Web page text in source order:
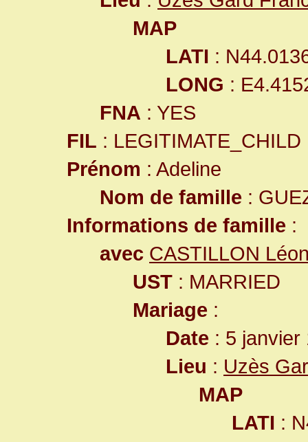
MAP
LATI :
LONG :
FNA : YES
FIL : LEGITIMATE_CHILD
Prénom : Adeline
Nom de famille :
Informations de famille :
avec CASTILLON
UST : MARRIED
Mariage :
Date : 5 janvier
Lieu : Uzès
MAP
LATI :